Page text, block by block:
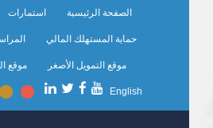
الصفحة الرئيسية استمارات
حماية المستهلك المالي
موقع التمويل الأصغر موقع
English